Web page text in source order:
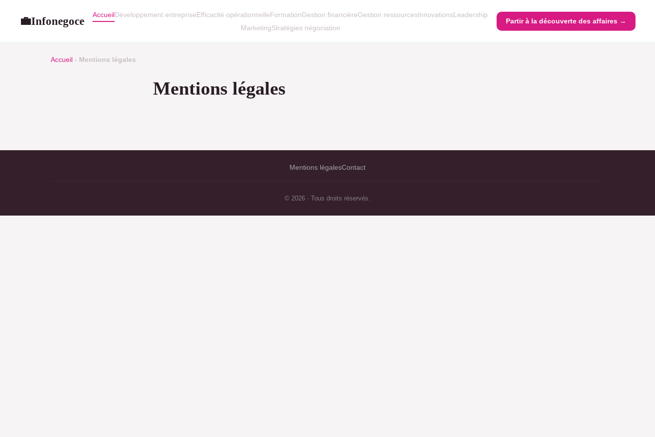
💼Infonegoce AccueilDéveloppement entrepriseEfficacité opérationnelleFormationGestion financièreGestion ressourcesInnovationsLeadership
MarketingStratégies négociation
Partir à la découverte des affaires →
Accueil › Mentions légales
Mentions légales
Mentions légalesContact
© 2026 · Tous droits réservés.